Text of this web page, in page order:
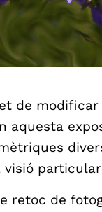
de
aquesta
retoc de